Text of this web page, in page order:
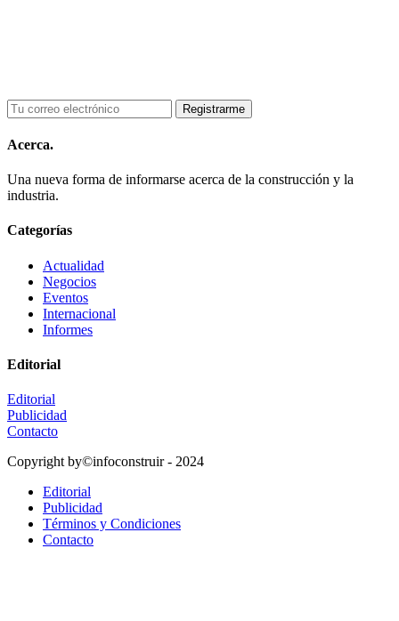
Acerca.
Una nueva forma de informarse acerca de la construcción y la
industria.
Categorías
Actualidad
Negocios
Eventos
Internacional
Informes
Editorial
Editorial
Publicidad
Contacto
Copyright by©infoconstruir - 2024
Editorial
Publicidad
Términos y Condiciones
Contacto